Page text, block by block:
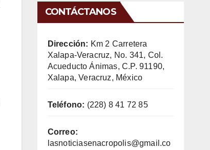
CONTÁCTANOS
Dirección: Km 2 Carretera
Xalapa-Veracruz, No. 341, Col.
Acueducto Ánimas, C.P. 91190,
Xalapa, Veracruz, México
Teléfono: (228) 8 41 72 85
Correo:
lasnoticiasenacropolis@gmail.co